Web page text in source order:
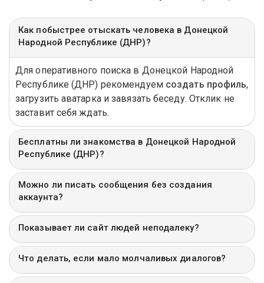
Как побыстрее отыскать человека в Донецкой
Народной Республике (ДНР)?
Для оперативного поиска в Донецкой Народной
Республике (ДНР) рекомендуем создать профиль,
загрузить аватарка и завязать беседу. Отклик не
заставит себя ждать.
Бесплатны ли знакомства в Донецкой Народной
Республике (ДНР)?
Можно ли писать сообщения без создания
аккаунта?
Показывает ли сайт людей неподалеку?
Что делать, если мало молчаливых диалогов?